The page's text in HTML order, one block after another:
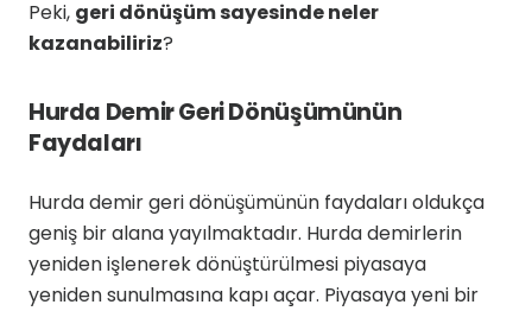
Peki, geri dönüşüm sayesinde neler
kazanabiliriz?
Hurda Demir Geri Dönüşümünün
Faydaları
Hurda demir geri dönüşümünün faydaları oldukça
geniş bir alana yayılmaktadır. Hurda demirlerin
yeniden işlenerek dönüştürülmesi piyasaya
yeniden sunulmasına kapı açar. Piyasaya yeni bir